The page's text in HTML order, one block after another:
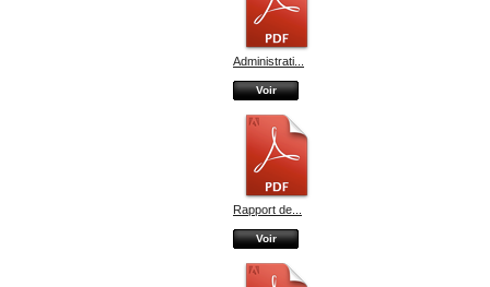
Administrati...
Voir
Rapport de...
Voir